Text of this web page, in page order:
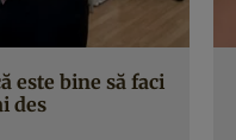
este bine să faci
des